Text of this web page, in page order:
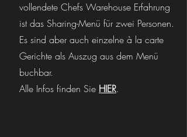
vollendete Chefs Warehouse Erfahrung
ist das Sharing-Menü für zwei Personen.
Es sind aber auch einzelne à la carte
Gerichte als Auszug aus dem Menü
buchbar.
Alle Infos finden Sie HIER.